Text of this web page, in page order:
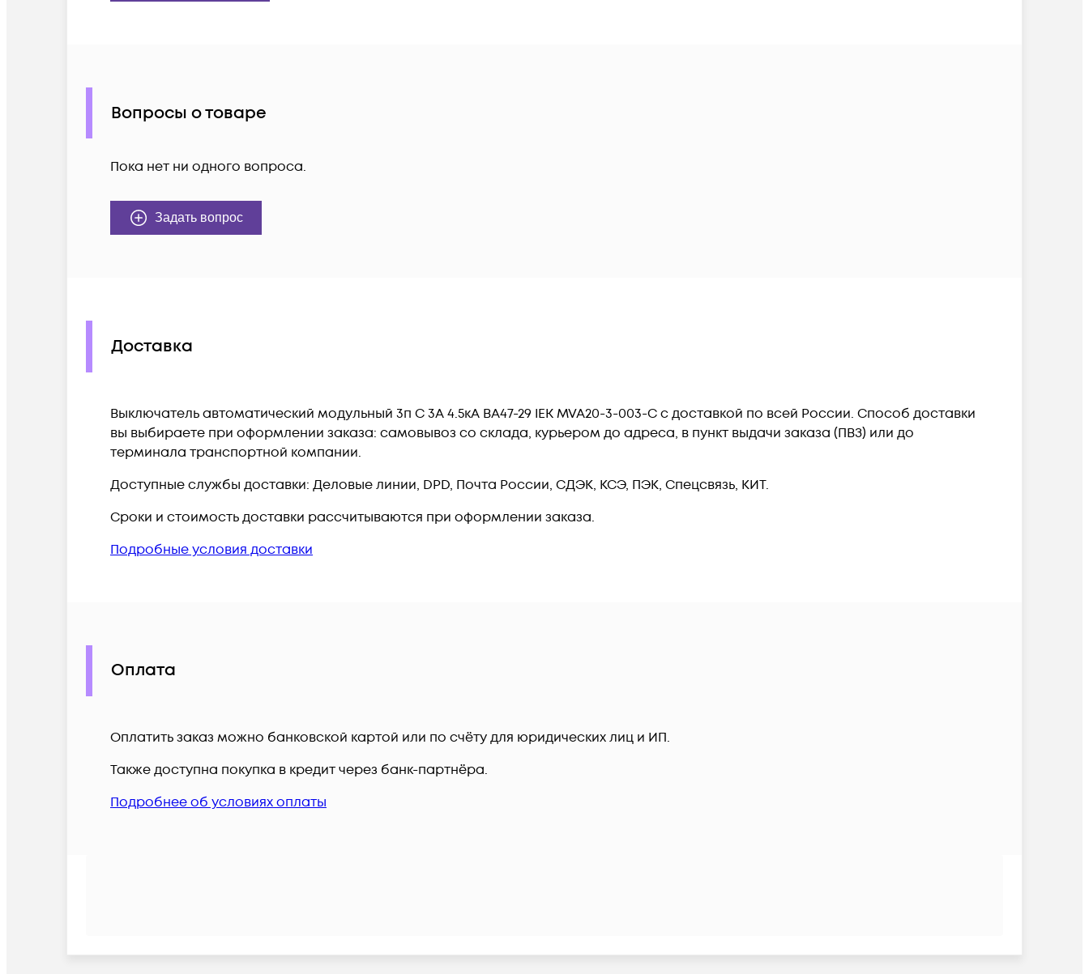
Вопросы о товаре
Пока нет ни одного вопроса.
Задать вопрос
Доставка
Выключатель автоматический модульный 3п C 3А 4.5кА ВА47-29 IEK MVA20-3-003-C c доставкой по всей России. Способ доставки
вы выбираете при оформлении заказа: самовывоз со склада, курьером до адреса, в пункт выдачи заказа (ПВЗ) или до
терминала транспортной компании.
Доступные службы доставки: Деловые линии, DPD, Почта России, СДЭК, КСЭ, ПЭК, Спецсвязь, КИТ.
Сроки и стоимость доставки рассчитываются при оформлении заказа.
Подробные условия доставки
Оплата
Оплатить заказ можно банковской картой или по счёту для юридических лиц и ИП.
Также доступна покупка в кредит через банк-партнёра.
Подробнее об условиях оплаты